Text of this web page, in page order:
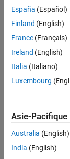
Vous
pouvez
élargir
votre
recherche
ou
afficher
l’ensemble
d'emploi.
malgré
tout
España (Español)
Finland (English)
France (Français)
Ireland (English)
Italia (Italiano)
Luxembourg
Asie-Pacifique
Australia (English)
India (English)